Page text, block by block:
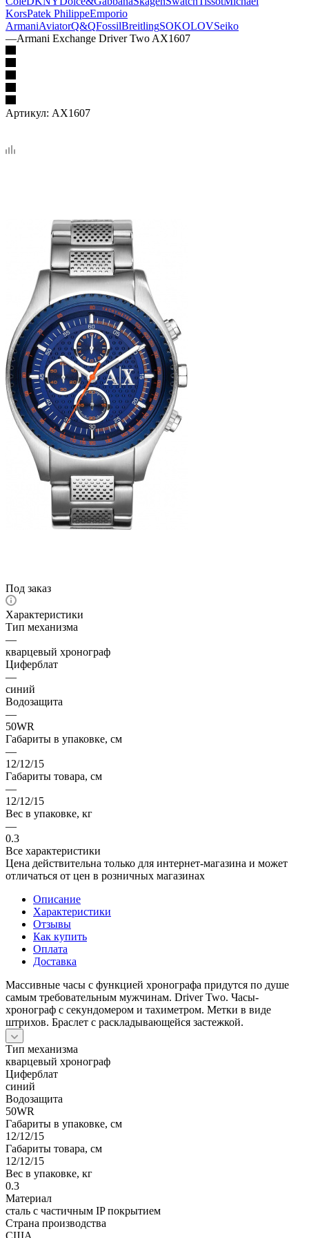
KorsPatek PhilippeEmporio
ArmaniAviatorQ&QFossilBreitlingSOKOLOVSeiko
—Armani Exchange Driver Two AX1607
Артикул: AX1607
Под заказ
Характеристики
Тип механизма
—
кварцевый хронограф
Циферблат
—
синий
Водозащита
—
50WR
Габариты в упаковке, см
—
12/12/15
Габариты товара, см
—
12/12/15
Вес в упаковке, кг
—
0.3
Все характеристики
Цена действительна только для интернет-магазина и может
отличаться от цен в розничных магазинах
Описание
Характеристики
Отзывы
Как купить
Оплата
Доставка
Массивные часы с функцией хронографа придутся по душе
самым требовательным мужчинам. Driver Two. Часы-
хронограф с секундомером и тахиметром. Метки в виде
штрихов. Браслет с раскладывающейся застежкой.
Тип механизма
кварцевый хронограф
Циферблат
синий
Водозащита
50WR
Габариты в упаковке, см
12/12/15
Габариты товара, см
12/12/15
Вес в упаковке, кг
0.3
Материал
сталь с частичным IP покрытием
Страна производства
США